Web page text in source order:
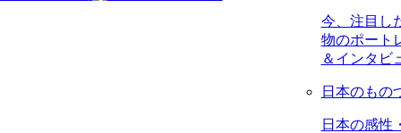
今、注目し
物のポート
＆インタビ
日本のもの
日本の感性